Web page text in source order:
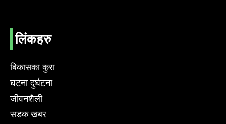
लिंकहरु
बिकासका कुरा
घटना दुर्घटना
जीवनशैली
सडक खबर